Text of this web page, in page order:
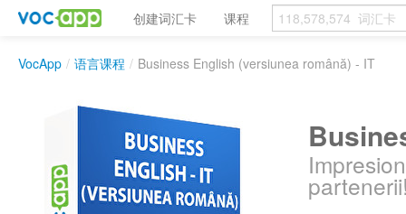
创建词汇卡 课程
VocApp / 语言课程 / Business English (versiunea română) - IT